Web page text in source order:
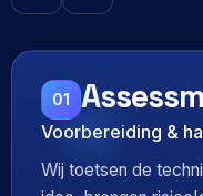
01
Voorbereiding &
Wij toetsen de